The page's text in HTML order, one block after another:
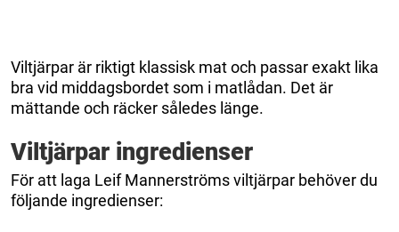
Viltjärpar är riktigt klassisk mat och passar exakt lika
bra vid middagsbordet som i matlådan. Det är
mättande och räcker således länge.
Viltjärpar ingredienser
För att laga Leif Mannerströms viltjärpar behöver du
följande ingredienser: